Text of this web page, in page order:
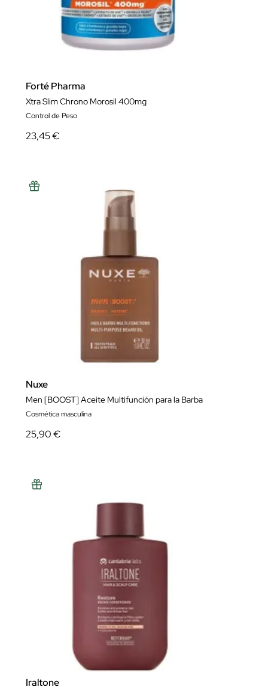
Forté Pharma
Xtra Slim Chrono Morosil 400mg
Control de Peso
23,45 €
Nuxe
Men [BOOST] Aceite Multifunción para la Barba
Cosmética masculina
25,90 €
Iraltone